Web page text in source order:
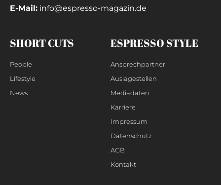
E-Mail: info@espresso-magazin.de
SHORT CUTS
People
Lifestyle
News
ESPRESSO STYLE
Ansprechpartner
Auslagestellen
Mediadaten
Karriere
Impressum
Datenschutz
AGB
Kontakt